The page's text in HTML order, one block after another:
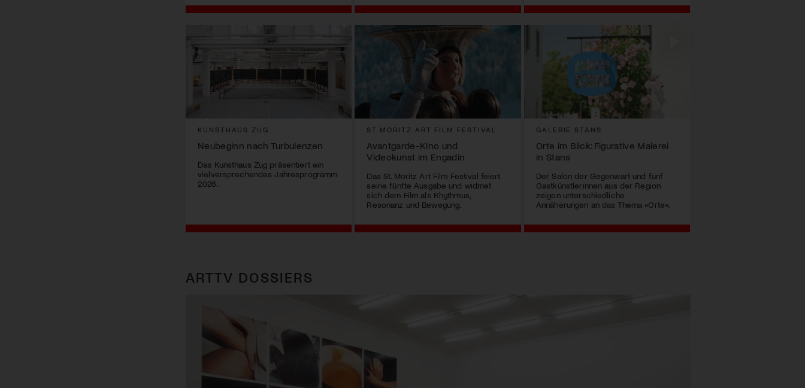
KUNSTHAUS ZUG
Neubeginn nach Turbulenzen
Das Kunsthaus Zug präsentiert ein
vielversprechendes Jahresprogramm
2026.
ST.MORITZ ART FILM FESTIVAL
Avantgarde-Kino und
Videokunst im Engadin
Das St. Moritz Art Film Festival feiert
seine fünfte Ausgabe und widmet
sich dem Film als Rhythmus,
Resonanz und Bewegung.
GALERIE STANS
Orte im Blick: Figurative Malerei
in Stans
Der Salon der Gegenwart und fünf
Gastkünstlerinnen aus der Region
zeigen unterschiedliche
Annäherungen an das Thema «Orte».
ARTTV DOSSIERS